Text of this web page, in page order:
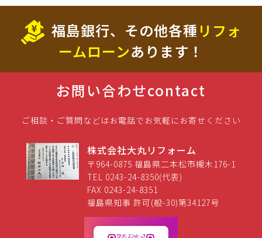
福島銀行、その他各種 リフォ
ームローンあります！
お問い合わせcontact
ご相談・ご質問などはお電話でお気軽にお寄せください
株式会社大丸リフォーム
〒964-0875 福島県二本松市槻木176-1
TEL 0243-24-8350(代表)
FAX 0243-24-8351
福島県知事 許可(般-30)第34127号